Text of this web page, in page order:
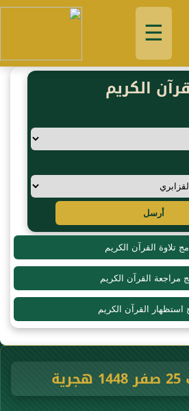
☰
الكريم
أرسل
تلاوة القرآن الكريم
مراجعة القرآن الكريم
استظهار القرآن الكريم